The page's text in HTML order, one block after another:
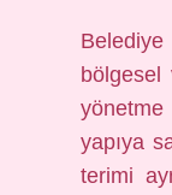
bölgesel
yapıya
terimi